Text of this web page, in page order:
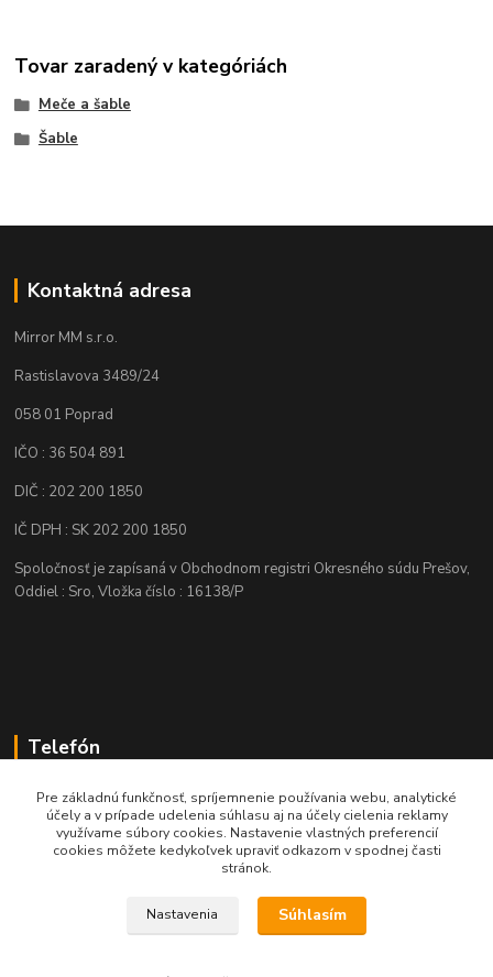
Tovar zaradený v kategóriách
Meče a šable
Šable
Kontaktná adresa
Mirror MM s.r.o.
Rastislavova 3489/24
058 01 Poprad
IČO : 36 504 891
DIČ : 202 200 1850
IČ DPH : SK 202 200 1850
Spoločnosť je zapísaná v Obchodnom registri Okresného súdu Prešov,
Oddiel : Sro, Vložka číslo : 16138/P
Telefón
+421 905 622 625
obchod@nozeplus.sk
Pre základnú funkčnosť, spríjemnenie používania webu, analytické
účely a v prípade udelenia súhlasu aj na účely cielenia reklamy
využívame súbory cookies. Nastavenie vlastných preferencií
cookies môžete kedykoľvek upraviť odkazom v spodnej časti
stránok.
Nastavenia Súhlasím